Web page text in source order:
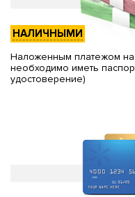
НАЛИЧНЫМИ
Наложенным платежом
необходимо иметь
удостоверение)